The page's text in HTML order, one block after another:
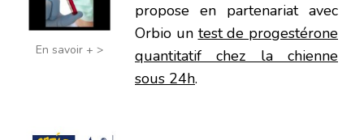
En savoir + >
propose en partenariat avec
Orbio un test de progestérone
quantitatif chez la chienne
sous 24h.